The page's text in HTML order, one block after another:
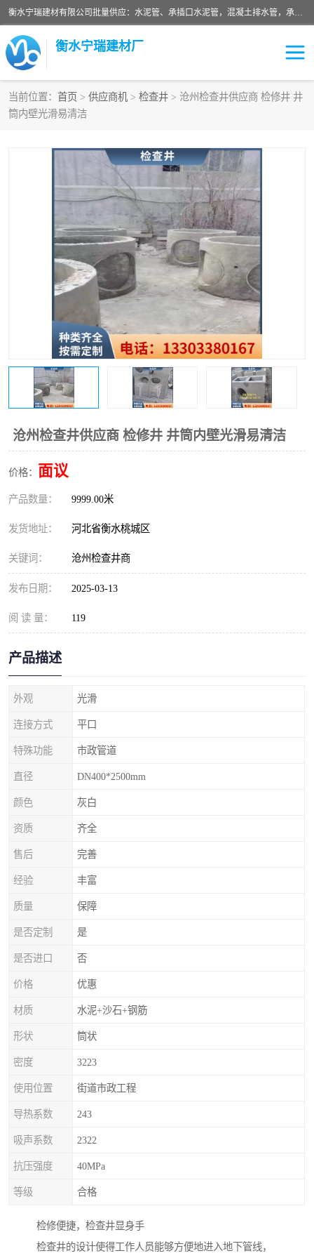
衡水宁瑞建材有限公司批量供应：水泥管、承插口水泥管，混凝土排水管，承插口水泥管，企口水泥管，钢承口水泥管，顶管，平口水泥管，水泥检查井，混凝土检查井，预制混凝土检查井，矩形检查井，圆形检查井等产品。
衡水宁瑞建材厂
当前位置： 首页 > 供应商机 > 检查井 > 沧州检查井供应商 检修井 井
筒内壁光滑易清洁
沧州检查井供应商 检修井 井筒内壁光滑易清洁
价格： 面议
产品数量： 9999.00米
发货地址： 河北省衡水桃城区
关键词： 沧州检查井商
发布日期： 2025-03-13
阅 读 量： 119
产品描述
外观 光滑
连接方式 平口
特殊功能 市政管道
直径 DN400*2500mm
颜色 灰白
资质 齐全
售后 完善
经验 丰富
质量 保障
是否定制 是
是否进口 否
价格 优惠
材质 水泥+沙石+钢筋
形状 筒状
密度 3223
使用位置 街道市政工程
导热系数 243
吸声系数 2322
抗压强度 40MPa
等级 合格
检修便捷，检查井显身手
检查井的设计使得工作人员能够方便地进入地下管线，
检查井
水泥管
圆形检查井 矩形检查井
混凝土检查井 预制混凝土检查井
企口水泥管 钢承口水泥管
波纹管